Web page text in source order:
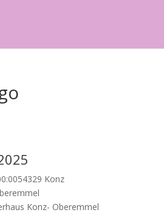
54329 Konz
Konz- Oberemmel